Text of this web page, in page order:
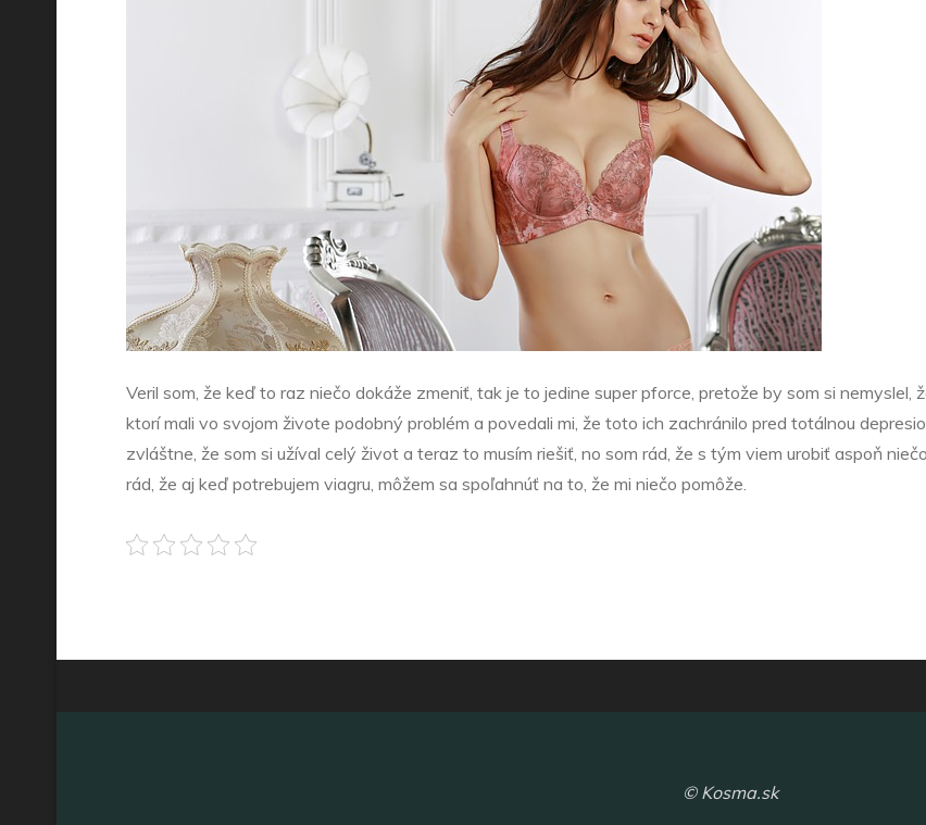
Veril som, že keď to raz niečo dokáže zmeniť, tak je to jedine super pforce, pretože by som si nemyslel,
ktorí mali vo svojom živote podobný problém a povedali mi, že toto ich zachránilo pred totálnou
zvláštne, že som si užíval celý život a teraz to musím riešiť, no som rád, že s tým viem urobiť aspoň
rád, že aj keď potrebujem viagru, môžem sa spoľahnúť na to, že mi niečo pomôže.
© Kosma.sk